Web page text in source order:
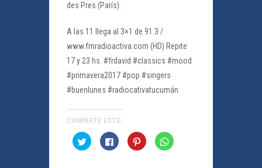
des Pres (París).
A las 11 llega al 3×1 de 91.3 /
www.fmradioactiva.com (HD) Repite
17 y 23 hs. #frdavid #classics #mood
#primavera2017 #pop #singers
#buenlunes #radiocativatucumán
COMPARTE ESTO:
Haz
clic
Haz
clic
Haz
clic
Haz
clic